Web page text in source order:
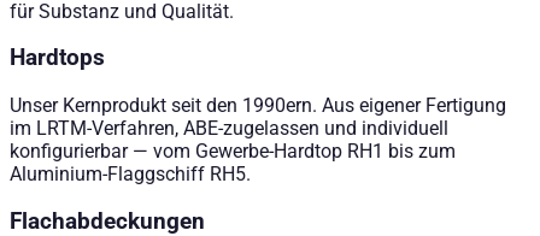
für Substanz und Qualität.
Hardtops
Unser Kernprodukt seit den 1990ern. Aus eigener Fertigung
im LRTM-Verfahren, ABE-zugelassen und individuell
konfigurierbar — vom Gewerbe-Hardtop RH1 bis zum
Aluminium-Flaggschiff RH5.
Flachabdeckungen